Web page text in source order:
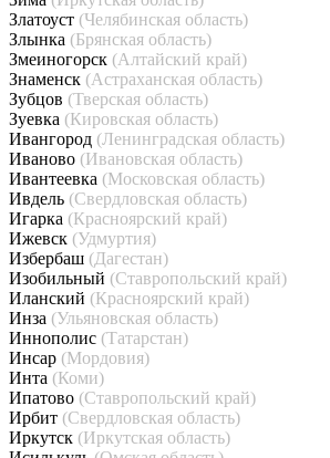
Златоуст (Челябинская область)
Злынка (Брянская область)
Змеиногорск (Алтайский край)
Знаменск (Астраханская область)
Зубцов (Тверская область)
Зуевка (Кировская область)
Ивангород (Ленинградская область)
Иваново (Ивановская область)
Ивантеевка (Московская область)
Ивдель (Свердловская область)
Игарка (Красноярский край)
Ижевск (Удмуртия)
Избербаш (Дагестан)
Изобильный (Ставропольский край)
Иланский (Красноярский край)
Инза (Ульяновская область)
Иннополис (Татарстан)
Инсар (Мордовия)
Инта (Коми)
Ипатово (Ставропольский край)
Ирбит (Свердловская область)
Иркутск (Иркутская область)